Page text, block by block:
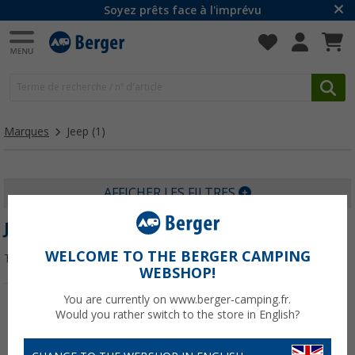
Soyez prêts face à l'imprévu
Marques Jeep (1)
AFFICHER LES FILTRES
JEEP
Trier par :WELCOME TO THE BERGER CAMPING
WEBSHOP!
You are currently on www.berger-camping.fr.
Would you rather switch to the store in English?